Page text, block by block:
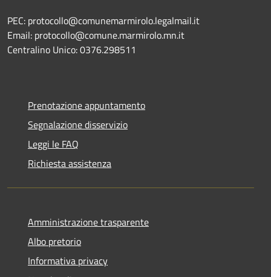
PEC: protocollo@comunemarmirolo.legalmail.it
Email: protocollo@comune.marmirolo.mn.it
Centralino Unico: 0376.298511
Prenotazione appuntamento
Segnalazione disservizio
Leggi le FAQ
Richiesta assistenza
Amministrazione trasparente
Albo pretorio
Informativa privacy